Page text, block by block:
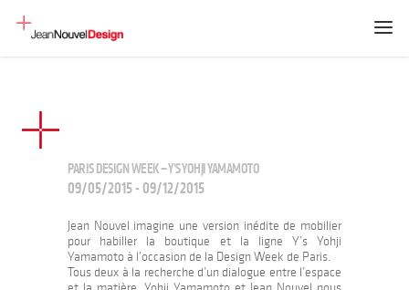
PARIS DESIGN WEEK – Y’S YOHJI YAMAMOTO
09/05/2015 - 09/12/2015
Jean Nouvel imagine une version inédite de mobilier
pour habiller la boutique et la ligne Y’s Yohji
Yamamoto à l’occasion de la Design Week de Paris.
Tous deux à la recherche d’un dialogue entre l’espace